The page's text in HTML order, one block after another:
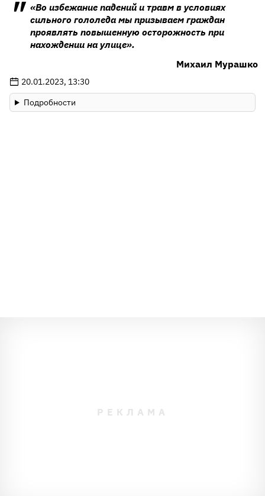
«Во избежание падений и травм в условиях
сильного гололеда мы призываем граждан
проявлять повышенную осторожность при
нахождении на улице».
Михаил Мурашко
20.01.2023, 13:30
Подробности